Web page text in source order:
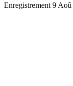
Enregistrement 9 Aoû